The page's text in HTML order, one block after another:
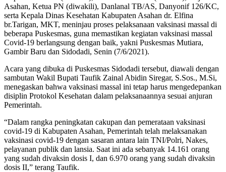
Asahan, Ketua PN (diwakili), Danlanal TB/AS, Danyonif 126/KC,
serta Kepala Dinas Kesehatan Kabupaten Asahan dr. Elfina
br.Tarigan, MKT, meninjau proses pelaksanaan vaksinasi massal di
beberapa Puskesmas, guna memastikan kegiatan vaksinasi massal
Covid-19 berlangsung dengan baik, yakni Puskesmas Mutiara,
Gambir Baru dan Sidodadi, Senin (7/6/2021).
Acara yang dibuka di Puskesmas Sidodadi tersebut, diawali dengan
sambutan Wakil Bupati Taufik Zainal Abidin Siregar, S.Sos., M.Si,
menegaskan bahwa vaksinasi massal ini tetap harus mengedepankan
disiplin Protokol Kesehatan dalam pelaksanaannya sesuai anjuran
Pemerintah.
“Dalam rangka peningkatan cakupan dan pemerataan vaksinasi
covid-19 di Kabupaten Asahan, Pemerintah telah melaksanakan
vaksinasi covid-19 dengan sasaran antara lain TNI/Polri, Nakes,
pelayanan publik dan lansia. Saat ini ada sebanyak 14.161 orang
yang sudah divaksin dosis I, dan 6.970 orang yang sudah divaksin
dosis II,” terang Taufik.